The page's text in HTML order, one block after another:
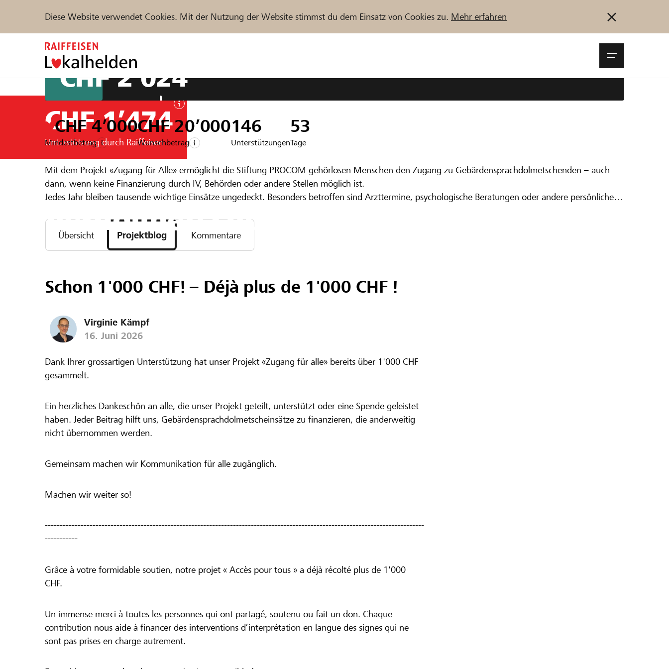
Diese Website verwendet Cookies. Mit der Nutzung der Website stimmst du dem Einsatz von Cookies zu. Mehr erfahren
Unterstützen Hilfe & Support Partner / Raiffeisenbank Anmelden Registrieren
Projekte und Organisationen finden
DE FR IT
CHF 1’474
Unterstützung durch Raiffeisen
Zugang für Alle - Dank
Verdolmetschung in Gebärdensprache
Ein Projekt aus der Region der Raiffeisenbank Olten
Mit dem Projekt «Zugang für Alle» ermöglicht die Stiftung PROCOM gehörlosen Menschen den Zugang zu Gebärdensprachdolmetschenden – auch
dann, wenn keine Finanzierung durch IV, Behörden oder andere Stellen möglich ist.
Jedes Jahr bleiben tausende wichtige Einsätze ungedeckt. Besonders betroffen sind Arzttermine, psychologische Beratungen oder andere persönliche
CHF 2’024
CHF 4’000
Mindestbetrag
CHF 20’000
Wunschbetrag
146
Unterstützungen
53
Tage
Übersicht Projektblog Kommentare
Schon 1'000 CHF! – Déjà plus de 1'000 CHF !
Virginie Kämpf
16. Juni 2026
Dank Ihrer grossartigen Unterstützung hat unser Projekt «Zugang für alle» bereits über 1'000 CHF
gesammelt.
Ein herzliches Dankeschön an alle, die unser Projekt geteilt, unterstützt oder eine Spende geleistet
haben. Jeder Beitrag hilft uns, Gebärdensprachdolmetscheinsätze zu finanzieren, die anderweitig
nicht übernommen werden.
Gemeinsam machen wir Kommunikation für alle zugänglich.
Machen wir weiter so!
-------------------------------------------------------------------------------------------------------------------------------
-----------
Grâce à votre formidable soutien, notre projet « Accès pour tous » a déjà récolté plus de 1'000
CHF.
Un immense merci à toutes les personnes qui ont partagé, soutenu ou fait un don. Chaque
contribution nous aide à financer des interventions d’interprétation en langue des signes qui ne
sont pas prises en charge autrement.